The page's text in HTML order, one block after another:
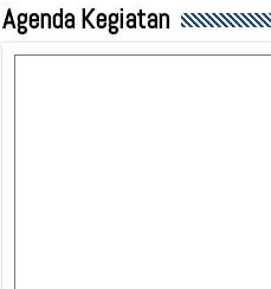
Agenda Kegiatan